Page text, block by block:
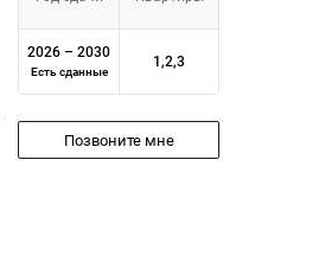
2026 – 2030
Есть сданные
1,2,3
Позвоните мне